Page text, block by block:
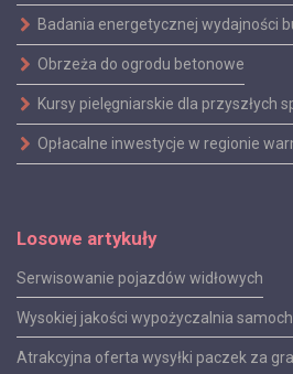
Badania energetycznej wydajności
Obrzeża do ogrodu betonowe
Kursy pielęgniarskie dla przyszłych
Opłacalne inwestycje w regionie
Losowe artykuły
Serwisowanie pojazdów widłowych
Wysokiej jakości wypożyczalnia
Atrakcyjna oferta wysyłki paczek za